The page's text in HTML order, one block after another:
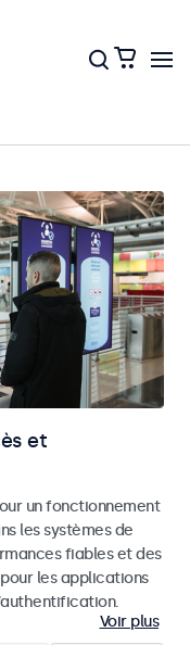
et
un fonctionnement
les systèmes de
fiables et des
les applications
Voir plus